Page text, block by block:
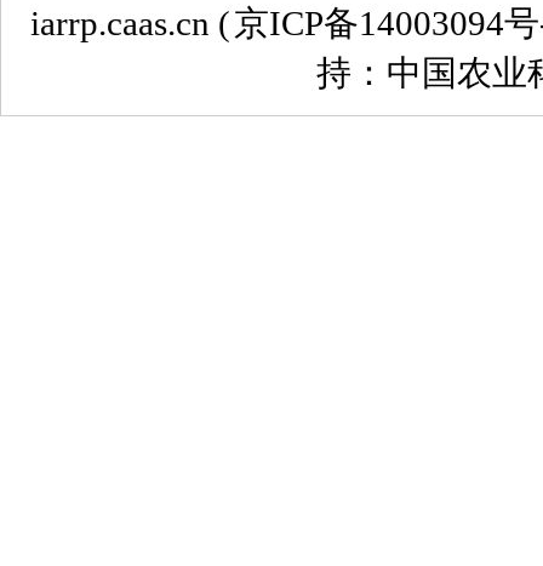
iarrp.caas.cn (京ICP备14003094
持：中国农